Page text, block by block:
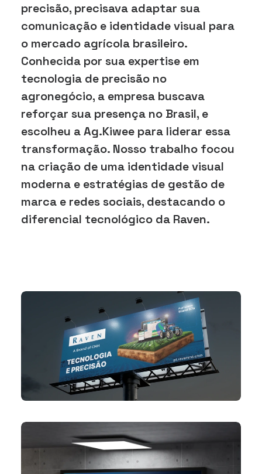
precisão, precisava adaptar sua
comunicação e identidade visual para
o mercado agrícola brasileiro.
Conhecida por sua expertise em
tecnologia de precisão no
agronegócio, a empresa buscava
reforçar sua presença no Brasil, e
escolheu a Ag.Kiwee para liderar essa
transformação. Nosso trabalho focou
na criação de uma identidade visual
moderna e estratégias de gestão de
marca e redes sociais, destacando o
diferencial tecnológico da Raven.